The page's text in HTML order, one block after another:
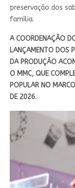
preservação dos
família.
A COORDENAÇÃO
LANÇAMENTO DOS
DA PRODUÇÃO
O MMC, QUE
POPULAR NO
DE 2026.